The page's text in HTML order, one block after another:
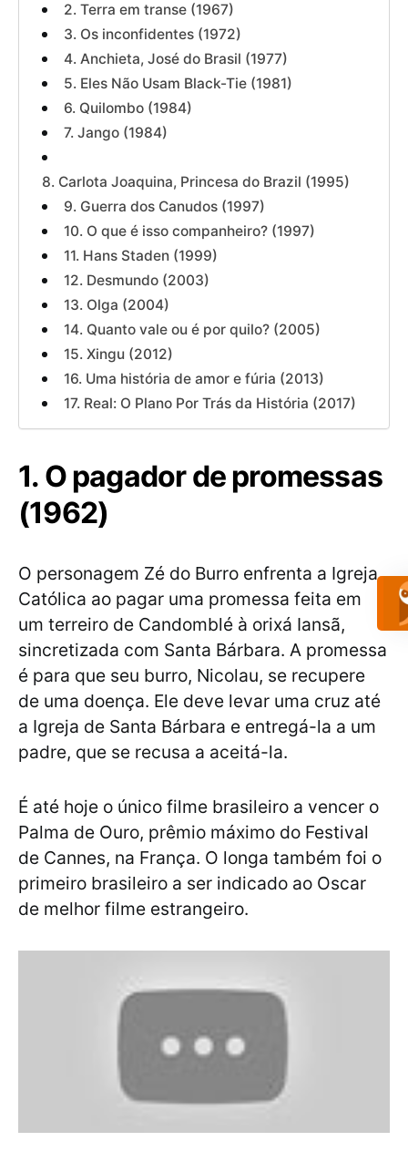
2. Terra em transe (1967)
3. Os inconfidentes (1972)
4. Anchieta, José do Brasil (1977)
5. Eles Não Usam Black-Tie (1981)
6. Quilombo (1984)
7. Jango (1984)
8. Carlota Joaquina, Princesa do Brazil (1995)
9. Guerra dos Canudos (1997)
10. O que é isso companheiro? (1997)
11. Hans Staden (1999)
12. Desmundo (2003)
13. Olga (2004)
14. Quanto vale ou é por quilo? (2005)
15. Xingu (2012)
16. Uma história de amor e fúria (2013)
17. Real: O Plano Por Trás da História (2017)
1. O pagador de promessas
(1962)
O personagem Zé do Burro enfrenta a Igreja
Católica ao pagar uma promessa feita em
um terreiro de Candomblé à orixá Iansã,
sincretizada com Santa Bárbara. A promessa
é para que seu burro, Nicolau, se recupere
de uma doença. Ele deve levar uma cruz até
a Igreja de Santa Bárbara e entregá-la a um
padre, que se recusa a aceitá-la.
É até hoje o único filme brasileiro a vencer o
Palma de Ouro, prêmio máximo do Festival
de Cannes, na França. O longa também foi o
primeiro brasileiro a ser indicado ao Oscar
de melhor filme estrangeiro.